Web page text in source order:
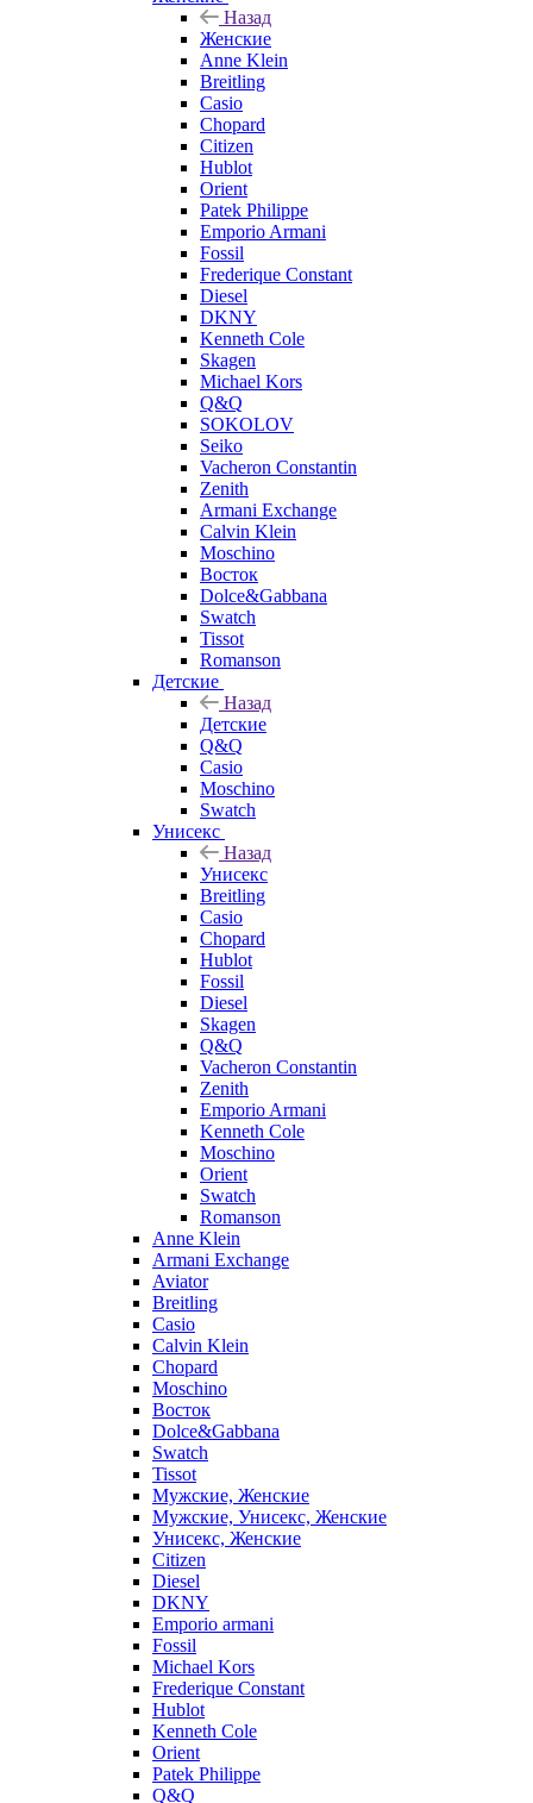
Назад
Женские
Anne Klein
Breitling
Casio
Chopard
Citizen
Hublot
Orient
Patek Philippe
Emporio Armani
Fossil
Frederique Constant
Diesel
DKNY
Kenneth Cole
Skagen
Michael Kors
Q&Q
SOKOLOV
Seiko
Vacheron Constantin
Zenith
Armani Exchange
Calvin Klein
Moschino
Восток
Dolce&Gabbana
Swatch
Tissot
Romanson
Детские
Назад
Детские
Q&Q
Casio
Moschino
Swatch
Унисекс
Назад
Унисекс
Breitling
Casio
Chopard
Hublot
Fossil
Diesel
Skagen
Q&Q
Vacheron Constantin
Zenith
Emporio Armani
Kenneth Cole
Moschino
Orient
Swatch
Romanson
Anne Klein
Armani Exchange
Aviator
Breitling
Casio
Calvin Klein
Chopard
Moschino
Восток
Dolce&Gabbana
Swatch
Tissot
Мужские, Женские
Мужские, Унисекс, Женские
Унисекс, Женские
Citizen
Diesel
DKNY
Emporio armani
Fossil
Michael Kors
Frederique Constant
Hublot
Kenneth Cole
Orient
Patek Philippe
Q&Q